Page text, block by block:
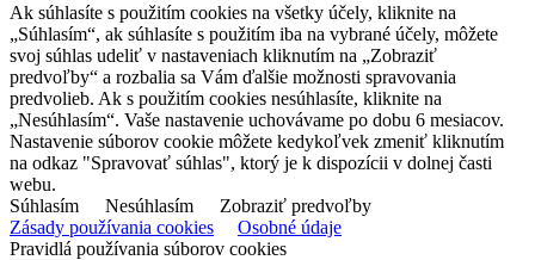
Ak súhlasíte s použitím cookies na všetky účely, kliknite na
„Súhlasím“, ak súhlasíte s použitím iba na vybrané účely, môžete
svoj súhlas udeliť v nastaveniach kliknutím na „Zobraziť
predvoľby“ a rozbalia sa Vám ďalšie možnosti spravovania
predvolieb. Ak s použitím cookies nesúhlasíte, kliknite na
„Nesúhlasím“. Vaše nastavenie uchovávame po dobu 6 mesiacov.
Nastavenie súborov cookie môžete kedykoľvek zmeniť kliknutím
na odkaz "Spravovať súhlas", ktorý je k dispozícii v dolnej časti
webu.
Súhlasím
Nesúhlasím
Zobraziť predvoľby
Zásady používania cookies
Osobné údaje
Pravidlá používania súborov cookies